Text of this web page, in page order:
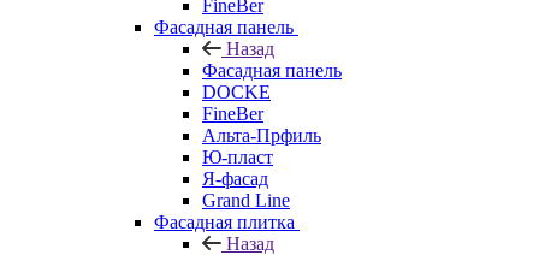
FineBer
Фасадная панель
Назад
Фасадная панель
DOCKE
FineBer
Альта-Прфиль
Ю-пласт
Я-фасад
Grand Line
Фасадная плитка
Назад